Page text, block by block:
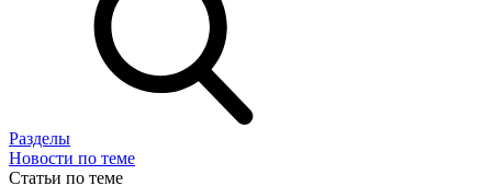
Разделы
Новости по теме
Статьи по теме